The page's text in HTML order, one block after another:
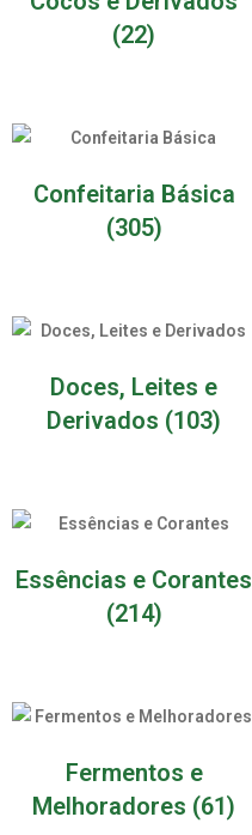
(22)
Confeitaria Básica
(305)
Doces, Leites e
Derivados (103)
Essências e Corantes
(214)
Fermentos e
Melhoradores (61)